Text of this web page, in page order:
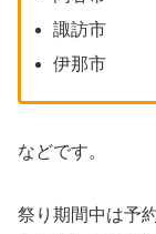
諏訪市
伊那市
などです。
祭り期間中は予